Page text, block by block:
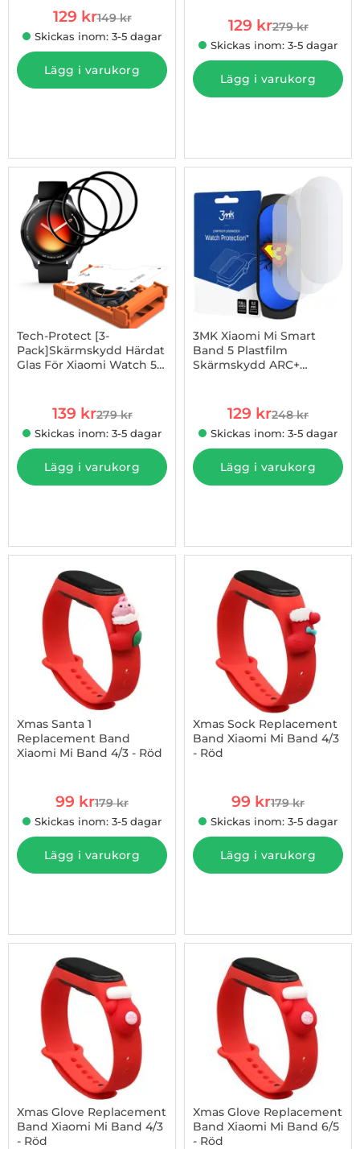
rea pris
129 krtidigare pris
149 kr
Skickas inom: 3-5 dagar
Lägg i varukorg
rea pris
129 krtidigare pris
279 kr
Skickas inom: 3-5 dagar
Lägg i varukorg
-50%
Tech-Protect [3-
Pack]Skärmskydd Härdat
Glas För Xiaomi Watch 5 -
rea pris
139 krtidigare pris
279 kr
Skickas inom: 3-5 dagar
Lägg i varukorg
3MK Xiaomi Mi Smart
Band 5 Plastfilm
Skärmskydd ARC+
rea pris
129 krtidigare pris
248 kr
Skickas inom: 3-5 dagar
Lägg i varukorg
-45%
Xmas Santa 1
Replacement Band
Xiaomi Mi Band 4/3 - Röd
rea pris
99 krtidigare pris
179 kr
Skickas inom: 3-5 dagar
Lägg i varukorg
Xmas Sock Replacement
Band Xiaomi Mi Band 4/3
- Röd
rea pris
99 krtidigare pris
179 kr
Skickas inom: 3-5 dagar
Lägg i varukorg
-45%
Xmas Glove Replacement
Band Xiaomi Mi Band 4/3
- Röd
Xmas Glove Replacement
Band Xiaomi Mi Band 6/5
- Röd